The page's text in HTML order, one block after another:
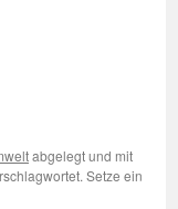
abgelegt und mit
Setze ein